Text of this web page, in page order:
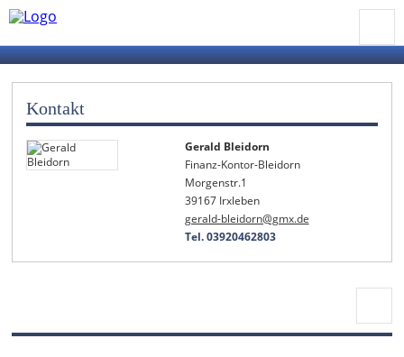
Kontakt
Gerald Bleidorn
Finanz-Kontor-Bleidorn
Morgenstr.1
39167 Irxleben
gerald-bleidorn@gmx.de
Tel. 03920462803